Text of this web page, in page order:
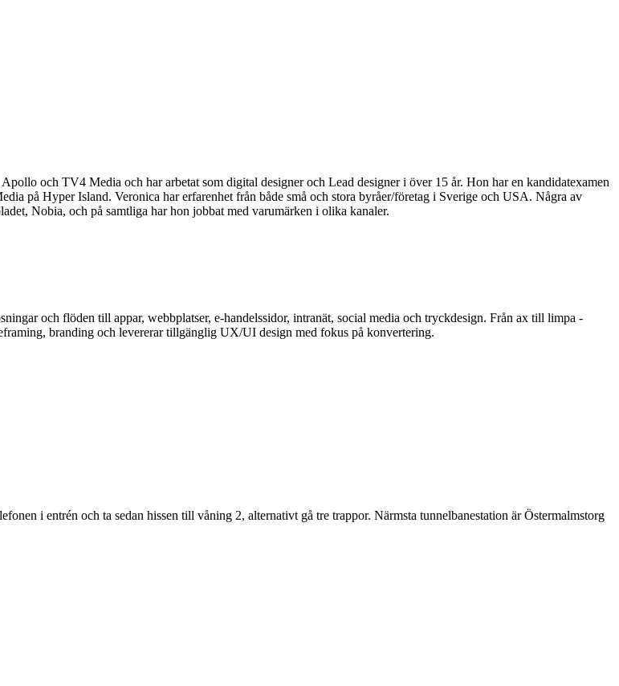
och TV4 Media och har arbetat som digital designer och Lead designer i över 15 år. Hon har en kandidatexamen
på Hyper Island. Veronica har erfarenhet från både små och stora byråer/företag i Sverige och USA. Några av
Nobia, och på samtliga har hon jobbat med varumärken i olika kanaler.
och flöden till appar, webbplatser, e-handelssidor, intranät, social media och tryckdesign. Från ax till limpa -
branding och levererar tillgänglig UX/UI design med fokus på konvertering.
i entrén och ta sedan hissen till våning 2, alternativt gå tre trappor. Närmsta tunnelbanestation är Östermalmstorg